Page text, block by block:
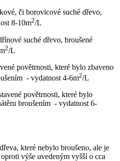
či borovicové suché dřevo,
8-10m2/L
suché dřevo, broušené
2/L
povětrnosti, které bylo zbaveno
- vydatnost 4-6m2/L
povětrnosti, které bylo
broušením - vydatnost 6-
které nebylo broušeno, ale je
výše uvedeným vyšší o cca